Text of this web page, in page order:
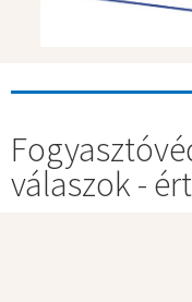
válaszok -